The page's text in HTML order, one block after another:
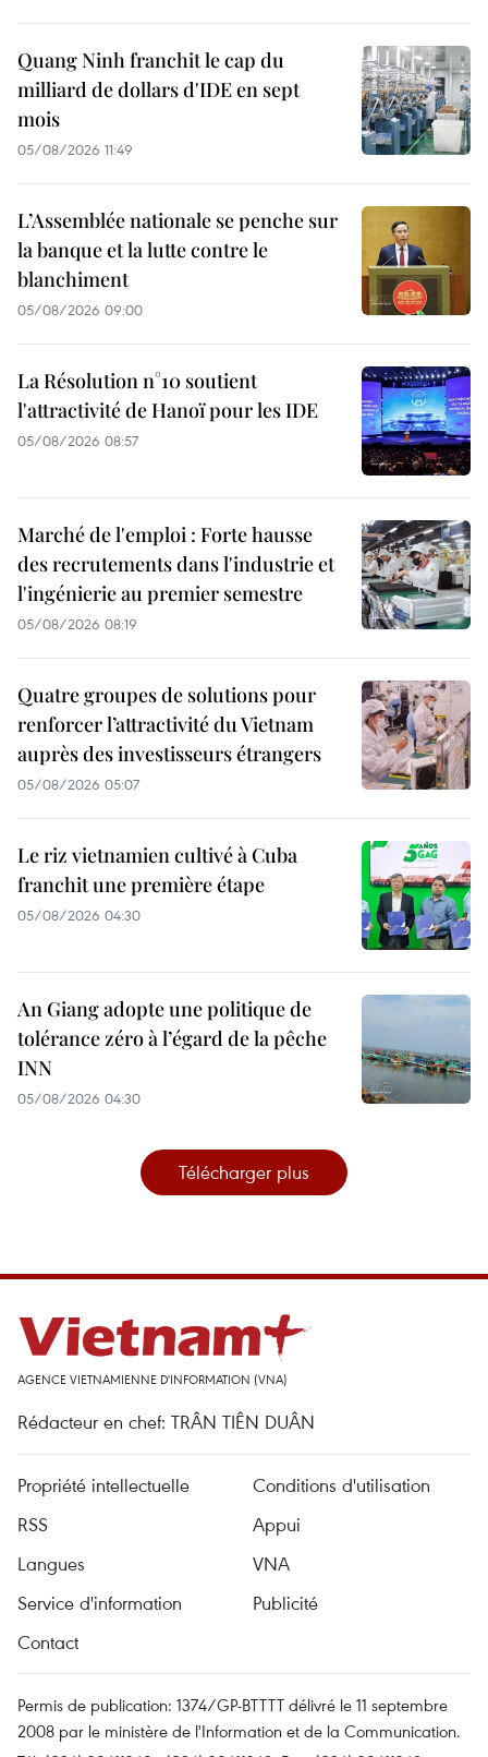
Quang Ninh franchit le cap du
milliard de dollars d'IDE en sept
mois
05/08/2026 11:49
L’Assemblée nationale se penche sur
la banque et la lutte contre le
blanchiment
05/08/2026 09:00
La Résolution n°10 soutient
l'attractivité de Hanoï pour les IDE
05/08/2026 08:57
Marché de l'emploi : Forte hausse
des recrutements dans l'industrie et
l'ingénierie au premier semestre
05/08/2026 08:19
Quatre groupes de solutions pour
renforcer l’attractivité du Vietnam
auprès des investisseurs étrangers
05/08/2026 05:07
Le riz vietnamien cultivé à Cuba
franchit une première étape
05/08/2026 04:30
An Giang adopte une politique de
tolérance zéro à l’égard de la pêche
INN
05/08/2026 04:30
Télécharger plus
AGENCE VIETNAMIENNE D'INFORMATION (VNA)
Rédacteur en chef: TRÂN TIÊN DUÂN
Propriété intellectuelle
Conditions d'utilisation
RSS
Appui
Langues
VNA
Service d'information
Publicité
Contact
Permis de publication: 1374/GP-BTTTT délivré le 11 septembre
2008 par le ministère de l'Information et de la Communication.